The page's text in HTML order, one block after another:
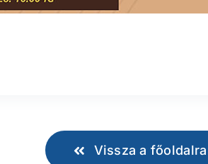
Vissza a főoldalra